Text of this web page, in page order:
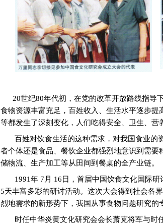
20世纪80年代初，在党的改革开放路线指导
食物资源丰富充足，百姓收入、生活水平逐步
等都发生了深刻变化，人们吃得安全、卫生、营
百姓对饮食生活的这种需求，对我国食业的
者个体还是食品、餐饮企业都强烈地意识到需
储物流、生产加工等从田间到餐桌的全产业链。
1991年 7 月 16 日，首届中国饮食文化国际研
5天丰富多彩的研讨活动。这次大会得到社会各
烈地需求的新形势下，我国从事食物问题研究的
时任中华炎黄文化研究会会长萧克将军与